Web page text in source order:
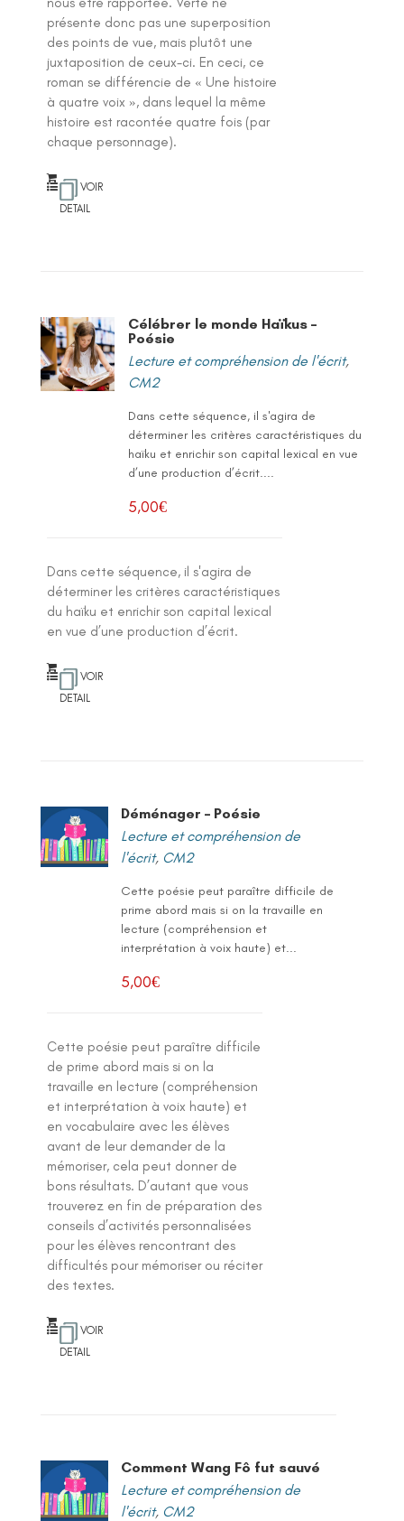
présente donc pas une superposition
des points de vue, mais plutôt une
juxtaposition de ceux-ci. En ceci, ce
roman se différencie de « Une histoire
à quatre voix », dans lequel la même
histoire est racontée quatre fois (par
chaque personnage).
VOIR
DETAIL
Célébrer le monde Haïkus –
Poésie
Lecture et compréhension de l'écrit,
CM2
Dans cette séquence, il s'agira de
déterminer les critères caractéristiques du
haïku et enrichir son capital lexical en vue
d’une production d’écrit....
5,00€
Dans cette séquence, il s'agira de
déterminer les critères caractéristiques
du haïku et enrichir son capital lexical
en vue d’une production d’écrit.
VOIR
DETAIL
Déménager – Poésie
Lecture et compréhension de
l'écrit, CM2
Cette poésie peut paraître difficile de
prime abord mais si on la travaille en
lecture (compréhension et
interprétation à voix haute) et...
5,00€
Cette poésie peut paraître difficile
de prime abord mais si on la
travaille en lecture (compréhension
et interprétation à voix haute) et
en vocabulaire avec les élèves
avant de leur demander de la
mémoriser, cela peut donner de
bons résultats. D’autant que vous
trouverez en fin de préparation des
conseils d’activités personnalisées
pour les élèves rencontrant des
difficultés pour mémoriser ou réciter
des textes.
VOIR
DETAIL
Comment Wang Fô fut sauvé
Lecture et compréhension de
l'écrit, CM2